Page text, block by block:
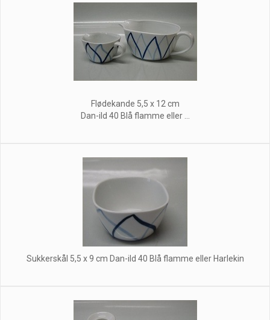
Flødekande 5,5 x 12 cm
Dan-ild 40 Blå flamme eller ...
Sukkerskål 5,5 x 9 cm Dan-ild 40 Blå flamme eller Harlekin